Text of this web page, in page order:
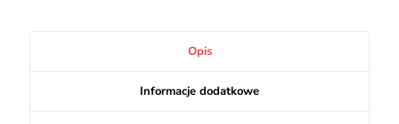
Opis
Informacje dodatkowe